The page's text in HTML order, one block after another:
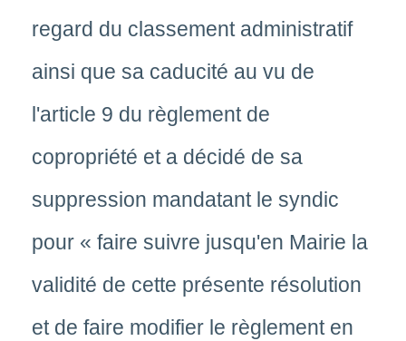
regard du classement administratif
ainsi que sa caducité au vu de
l'article 9 du règlement de
copropriété et a décidé de sa
suppression mandatant le syndic
pour « faire suivre jusqu'en Mairie la
validité de cette présente résolution
et de faire modifier le règlement en